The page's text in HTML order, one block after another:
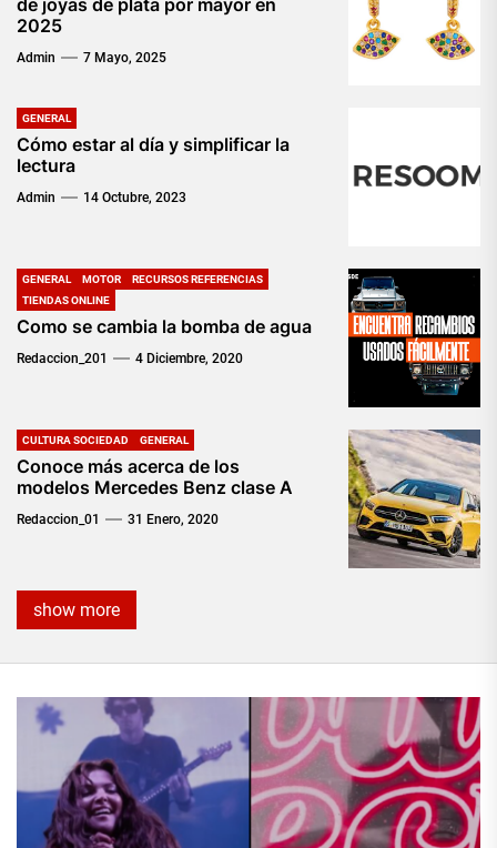
2025
Admin 7 Mayo, 2025
GENERAL
Cómo estar al día y simplificar la
lectura
Admin 14 Octubre, 2023
GENERAL MOTOR
RECURSOS REFERENCIAS
TIENDAS ONLINE
Como se cambia la bomba de agua
Redaccion_201 4 Diciembre, 2020
CULTURA SOCIEDAD GENERAL
Conoce más acerca de los
modelos Mercedes Benz clase A
Redaccion_01 31 Enero, 2020
show more